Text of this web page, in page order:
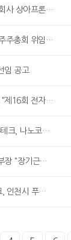
제36기 주식회사 상아프론테크 사업보고서 및 감사보고서 공고
제36기 정기주주총회 위임장 (서면위임장, 전자위임장)
임 공고
정종호 부장, "제16회 전자IT의 날 산업자원부 장관상" 수상
(주)상아프론테크, 나노코리아 2021 산업통상자원부 장관상 수상
이상걸 수석부장 "장기근속모범직원 인천광역시의회 의장 상" 수상
상아프론테크, 인천시 푸드마켓 사업에 '기부금품' 전달